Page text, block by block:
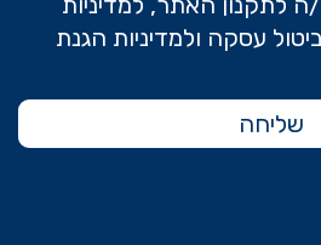
עסקה ולמדיניות הגנת
שליחה